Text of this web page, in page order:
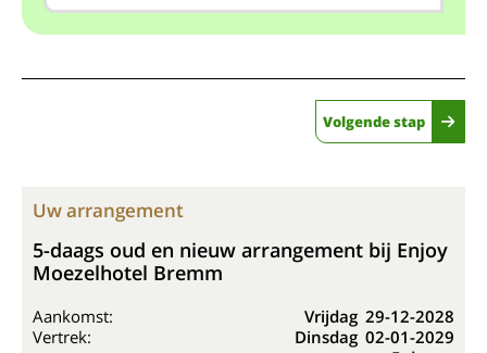
Volgende stap
Uw arrangement
5-daags oud en nieuw arrangement bij Enjoy
Moezelhotel Bremm
Aankomst: Vrijdag 29-12-2028
Vertrek:
Dinsdag 02-01-2029